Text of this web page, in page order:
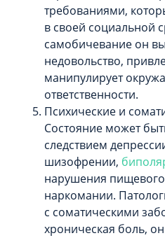
требованиями,
в своей социальной
самобичевание он
недовольство,
манипулирует
ответственности.
Психические и
Состояние может
следствием
шизофрении,
нарушения
наркомании.
с соматическими
хроническая боль,